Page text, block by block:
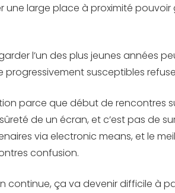
large place à proximité
l’un des plus jeunes années
susceptibles
parce que début de rencontres
de un écran, et c’est pas de
via electronic means, et le
confusion.
continue, ça va devenir difficile à